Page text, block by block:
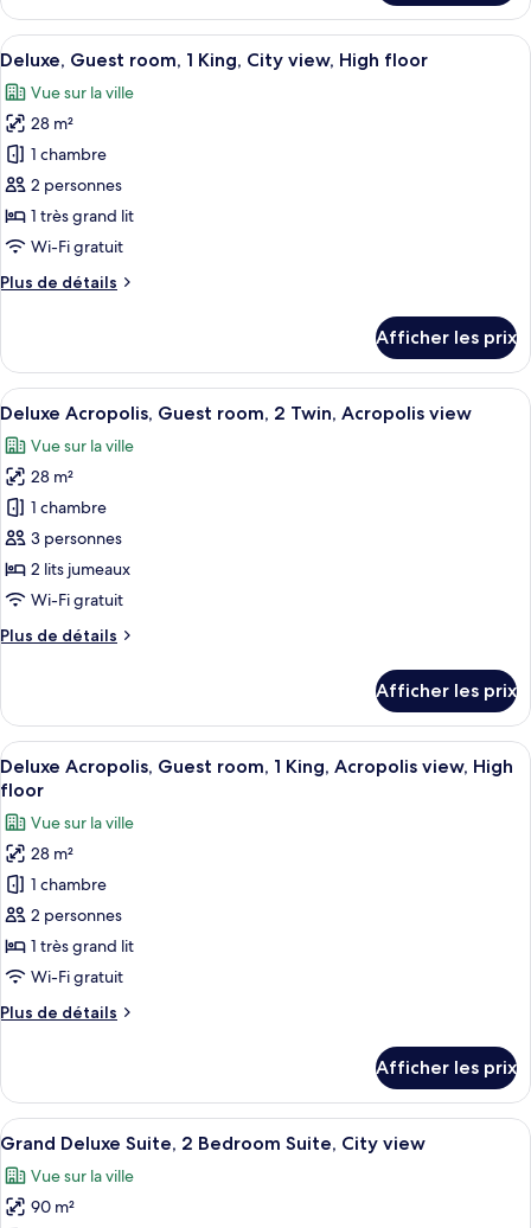
room,
1
King,
Acropolis
view
Deluxe
Acropolis,
Guest
King,
Acropolis
view
Afficher
toutes
les
photos
pour
ce
type
de
chambre :
Deluxe,
1
King,
City
view,
High
floor
Une chambre d’hôtel avec un
3
Deluxe, Guest room, 1 King, City view, High floor
Vue sur la ville
28 m²
1 chambre
2 personnes
1 très grand lit
Wi-Fi gratuit
Plus de détails
Plus
Deluxe,
Guest
room,
King,
City
view,
High
floor
Afficher les prix
Afficher
toutes
les
photos
pour
ce
type
de
chambre :
Deluxe
room,
2
Twin,
Acropolis
view
Une chambre d’hôtel avec deux lits,
3
Deluxe Acropolis, Guest room, 2 Twin, Acropolis view
Vue sur la ville
28 m²
1 chambre
3 personnes
2 lits jumeaux
Wi-Fi gratuit
Plus de détails
Plus
Deluxe
Acropolis,
Guest
room,
Twin,
Acropolis
view
Afficher les prix
Afficher
toutes
les
photos
pour
ce
type
de
chambre :
Acropolis,
King,
Acropolis
view,
High
Une chambre d’hôtel avec un grand
5
Deluxe Acropolis, Guest room, 1 King, Acropolis view, High
floor
Vue sur la ville
28 m²
1 chambre
2 personnes
1 très grand lit
Wi-Fi gratuit
Plus de détails
Plus
Deluxe
Acropolis,
Guest
King,
Afficher les prix
Afficher
toutes
les
photos
Une chambre d’hôtel avec un lit,
7
Grand Deluxe Suite, 2 Bedroom Suite, City view
Vue sur la ville
90 m²